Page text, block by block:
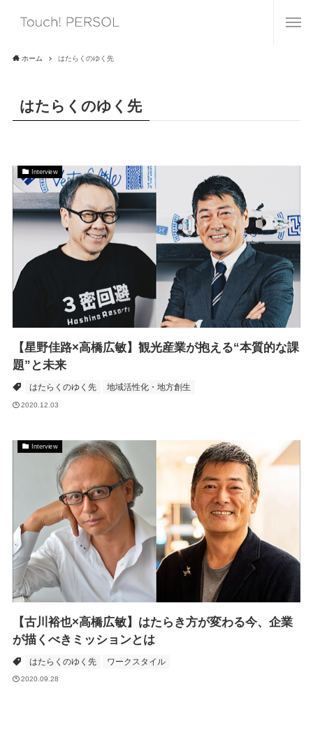
ホーム はたらくのゆく先
はたらくのゆく先
Interview
【星野佳路×高橋広敏】観光産業が抱える“本質的な課
題”と未来
はたらくのゆく先 地域活性化・地方創生
2020.12.03
Interview
【古川裕也×高橋広敏】はたらき方が変わる今、企業
が描くべきミッションとは
はたらくのゆく先 ワークスタイル
2020.09.28